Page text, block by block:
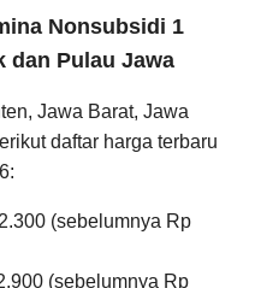
Nonsubsidi 1
dan Pulau Jawa
Jawa Barat, Jawa
daftar harga terbaru
(sebelumnya Rp
(sebelumnya Rp